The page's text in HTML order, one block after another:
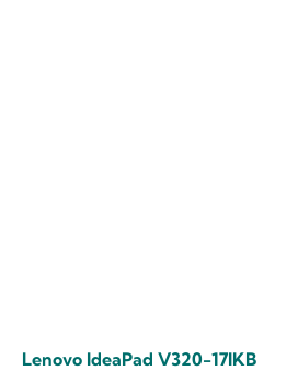
Lenovo IdeaPad V320-17IKB